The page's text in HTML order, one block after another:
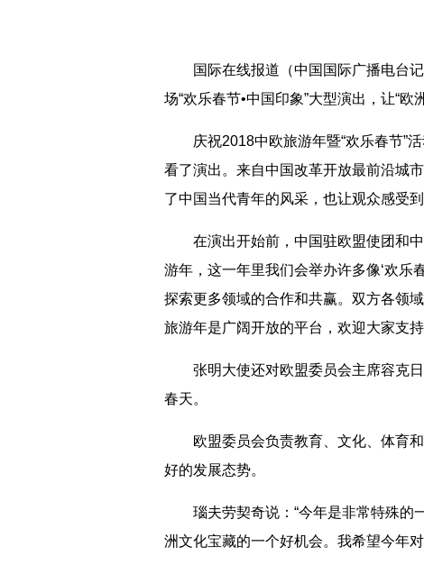
国际在线报道（中国国际广播电台记
场“欢乐春节•中国印象”大型演出，让“欧
庆祝2018中欧旅游年暨“欢乐春节”活
看了演出。来自中国改革开放最前沿城
了中国当代青年的风采，也让观众感受
在演出开始前，中国驻欧盟使团和中
游年，这一年里我们会举办许多像‘欢乐
探索更多领域的合作和共赢。双方各领
旅游年是广阔开放的平台，欢迎大家支
张明大使还对欧盟委员会主席容克日
春天。
欧盟委员会负责教育、文化、体育和
好的发展态势。
瑙夫劳契奇说：“今年是非常特殊的一
洲文化宝藏的一个好机会。我希望今年